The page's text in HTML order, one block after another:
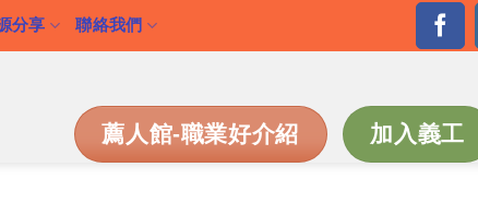
分享 聯絡我們
薦人館-職業好介紹 加入義工